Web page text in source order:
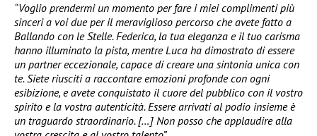
“Voglio prendermi un momento per fare i miei complimenti più
sinceri a voi due per il meraviglioso percorso che avete fatto a
Ballando con le Stelle. Federica, la tua eleganza e il tuo carisma
hanno illuminato la pista, mentre Luca ha dimostrato di essere
un partner eccezionale, capace di creare una sintonia unica con
te. Siete riusciti a raccontare emozioni profonde con ogni
esibizione, e avete conquistato il cuore del pubblico con il vostro
spirito e la vostra autenticità. Essere arrivati al podio insieme è
un traguardo straordinario. […] Non posso che applaudire alla